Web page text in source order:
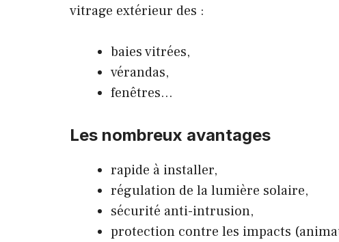
vitrage extérieur des :
baies vitrées,
vérandas,
fenêtres…
Les nombreux avantages
rapide à installer,
régulation de la lumière solaire,
sécurité anti-intrusion,
protection contre les impacts